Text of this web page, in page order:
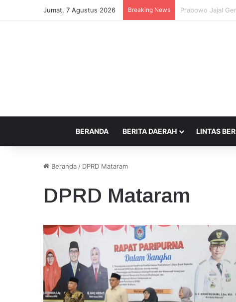
Jumat, 7 Agustus 2026 Breaking News Pemprov NTB
BERANDA BERITA DAERAH LINTAS
Beranda / DPRD Mataram
DPRD Mataram